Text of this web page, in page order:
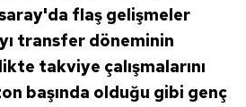
flaş gelişmeler
transfer döneminin
takviye çalışmalarını
başında olduğu gibi genç